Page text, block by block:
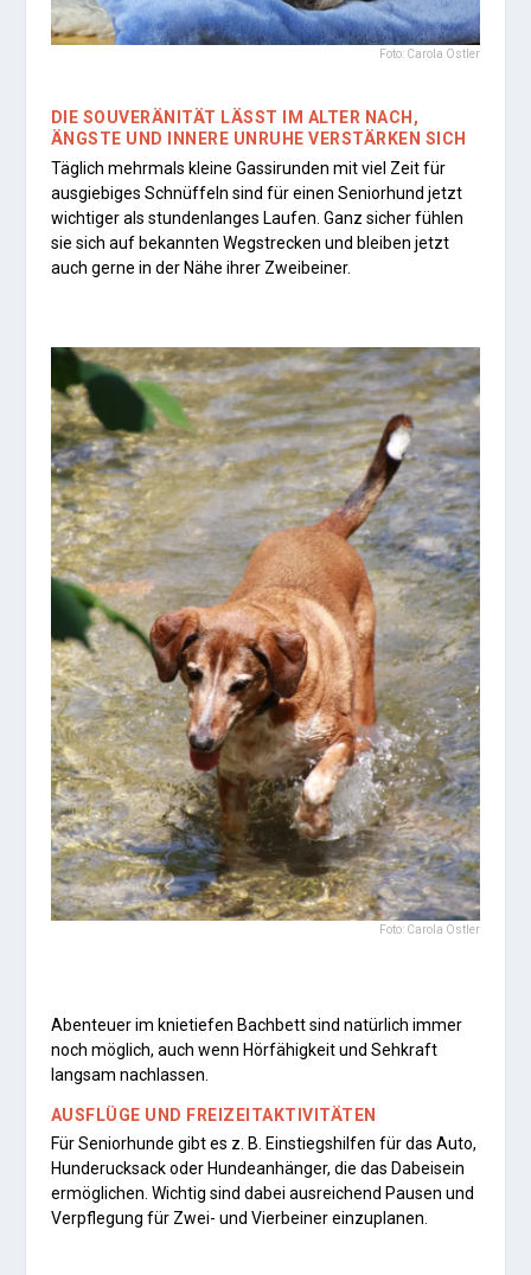
Foto: Carola Ostler
DIE SOUVERÄNITÄT LÄSST IM ALTER NACH,
ÄNGSTE UND INNERE UNRUHE VERSTÄRKEN SICH
Täglich mehrmals kleine Gassirunden mit viel Zeit für
ausgiebiges Schnüffeln sind für einen Seniorhund jetzt
wichtiger als stundenlanges Laufen. Ganz sicher fühlen
sie sich auf bekannten Wegstrecken und bleiben jetzt
auch gerne in der Nähe ihrer Zweibeiner.
Foto: Carola Ostler
Abenteuer im knietiefen Bachbett sind natürlich immer
noch möglich, auch wenn Hörfähigkeit und Sehkraft
langsam nachlassen.
AUSFLÜGE UND FREIZEITAKTIVITÄTEN
Für Seniorhunde gibt es z. B. Einstiegshilfen für das Auto,
Hunderucksack oder Hundeanhänger, die das Dabeisein
ermöglichen. Wichtig sind dabei ausreichend Pausen und
Verpflegung für Zwei- und Vierbeiner einzuplanen.